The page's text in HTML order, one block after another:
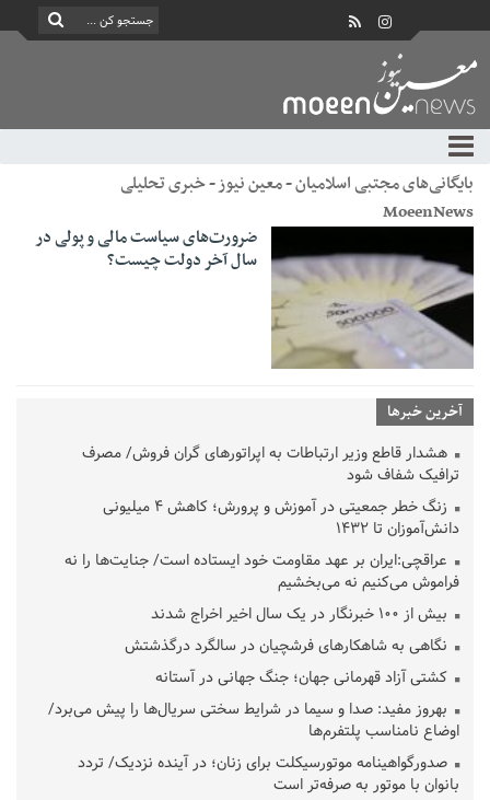
بایگانی‌های مجتبی اسلامیان - معین نیوز - خبری تحلیلی
MoeenNews
ضرورت‌های سیاست مالی و پولی در
سال آخر دولت چیست؟
آخرین خبرها
هشدار قاطع وزیر ارتباطات به اپراتورهای گران فروش/ مصرف
ترافیک شفاف شود
زنگ خطر جمعیتی در آموزش و پرورش؛ کاهش ۴ میلیونی
دانش‌آموزان تا ۱۴۳۲
عراقچی:ایران بر عهد مقاومت خود ایستاده است/ جنایت‌ها را نه
فراموش می‌کنیم نه می‌بخشیم
بیش از ۱۰۰ خبرنگار در یک سال اخیر اخراج شدند
نگاهی به شاهکارهای فرشچیان در سالگرد درگذشتش
کشتی آزاد قهرمانی جهان؛ جنگ جهانی در آستانه
بهروز مفید: صدا و سیما در شرایط سختی سریال‌ها را پیش می‌برد/
اوضاع نامناسب پلتفرم‌ها
صدورگواهینامه موتورسیکلت برای زنان؛ در آینده نزدیک/ تردد
بانوان با موتور به‌ صرفه‌تر است